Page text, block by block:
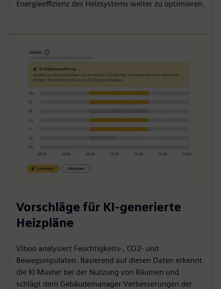
Energieeffizienz des Heizsystems weiter zu optimieren.
Vorschläge für KI-generierte
Heizpläne
Viboo analysiert Feuchtigkeits-, CO2- und
Bewegungsdaten. Basierend auf diesen Daten erkennt
die KI Muster bei der Nutzung von Räumen und
schlägt dem Gebäudemanager Verbesserungen der